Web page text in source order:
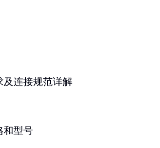
及连接规范详解
和型号